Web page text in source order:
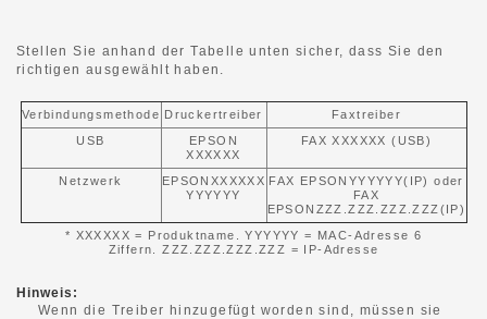
Stellen Sie anhand der Tabelle unten sicher, dass Sie den
richtigen ausgewählt haben.
Verbindungsmethode Druckertreiber
Faxtreiber
USB
EPSON
XXXXXX
FAX XXXXXX (USB)
Netzwerk
EPSONXXXXXX
YYYYYY
FAX EPSONYYYYYY(IP) oder
FAX
EPSONZZZ.ZZZ.ZZZ.ZZZ(IP)
* XXXXXX = Produktname. YYYYYY = MAC-Adresse 6
Ziffern. ZZZ.ZZZ.ZZZ.ZZZ = IP-Adresse
Hinweis:
Wenn die Treiber hinzugefügt worden sind, müssen sie